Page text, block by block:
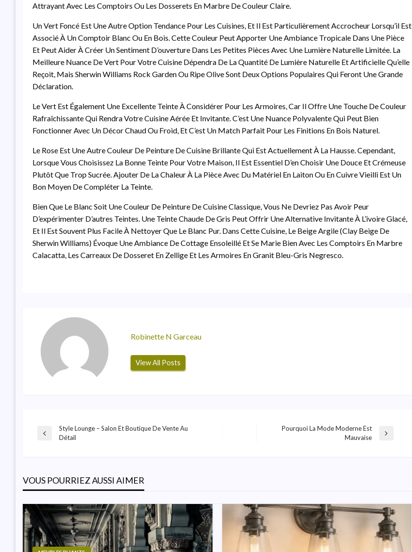
Attrayant Avec Les Comptoirs Ou Les Dosserets En Marbre De Couleur Claire.
Un Vert Foncé Est Une Autre Option Tendance Pour Les Cuisines, Et Il Est Particulièrement Accrocheur Lorsqu’il Est
Associé À Un Comptoir Blanc Ou En Bois. Cette Couleur Peut Apporter Une Ambiance Tropicale Dans Une Pièce
Et Peut Aider À Créer Un Sentiment D’ouverture Dans Les Petites Pièces Avec Une Lumière Naturelle Limitée. La
Meilleure Nuance De Vert Pour Votre Cuisine Dépendra De La Quantité De Lumière Naturelle Et Artificielle Qu’elle
Reçoit, Mais Sherwin Williams Rock Garden Ou Ripe Olive Sont Deux Options Populaires Qui Feront Une Grande
Déclaration.
Le Vert Est Également Une Excellente Teinte À Considérer Pour Les Armoires, Car Il Offre Une Touche De Couleur
Rafraîchissante Qui Rendra Votre Cuisine Aérée Et Invitante. C’est Une Nuance Polyvalente Qui Peut Bien
Fonctionner Avec Un Décor Chaud Ou Froid, Et C’est Un Match Parfait Pour Les Finitions En Bois Naturel.
Le Rose Est Une Autre Couleur De Peinture De Cuisine Brillante Qui Est Actuellement À La Hausse. Cependant,
Lorsque Vous Choisissez La Bonne Teinte Pour Votre Maison, Il Est Essentiel D’en Choisir Une Douce Et Crémeuse
Plutôt Que Trop Sucrée. Ajouter De La Chaleur À La Pièce Avec Du Matériel En Laiton Ou En Cuivre Vieilli Est Un
Bon Moyen De Compléter La Teinte.
Bien Que Le Blanc Soit Une Couleur De Peinture De Cuisine Classique, Vous Ne Devriez Pas Avoir Peur
D’expérimenter D’autres Teintes. Une Teinte Chaude De Gris Peut Offrir Une Alternative Invitante À L’ivoire Glacé,
Et Il Est Souvent Plus Facile À Nettoyer Que Le Blanc Pur. Dans Cette Cuisine, Le Beige Argile (Clay Beige De
Sherwin Williams) Évoque Une Ambiance De Cottage Ensoleillé Et Se Marie Bien Avec Les Comptoirs En Marbre
Calacatta, Les Carreaux De Dosseret En Zellige Et Les Armoires En Granit Bleu-Gris Negresco.
Robinette N Garceau
View All Posts
Navigation
L’article
Previous
Style Lounge – Salon Et Boutique De Vente Au
Détail
Pourquoi La Mode Moderne Est
Mauvaise
VOUS POURRIEZ AUSSI AIMER